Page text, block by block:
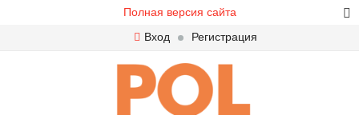
Полная версия сайта
Вход
Регистрация